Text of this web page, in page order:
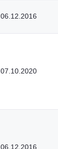
06.12.2016
07.10.2020
06.12.2016